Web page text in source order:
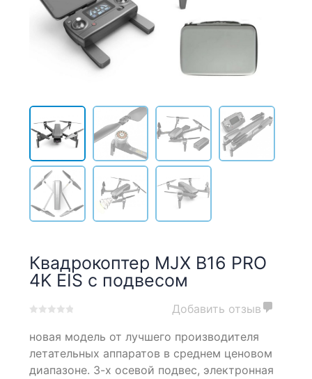
Квадрокоптер MJX B16 PRO
4K EIS с подвесом
out
on
Добавить отзыв
новая модель от лучшего производителя
летательных аппаратов в среднем ценовом
диапазоне. 3-х осевой подвес, электронная